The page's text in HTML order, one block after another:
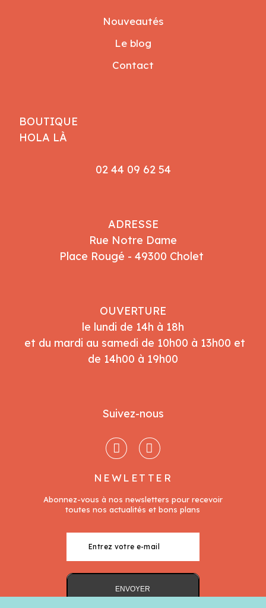
Nouveautés
Le blog
Contact
BOUTIQUE
HOLA LÀ
02 44 09 62 54
ADRESSE
Rue Notre Dame
Place Rougé - 49300 Cholet
OUVERTURE
le lundi de 14h à 18h
et du mardi au samedi de 10h00 à 13h00 et
de 14h00 à 19h00
Suivez-nous
NEWLETTER